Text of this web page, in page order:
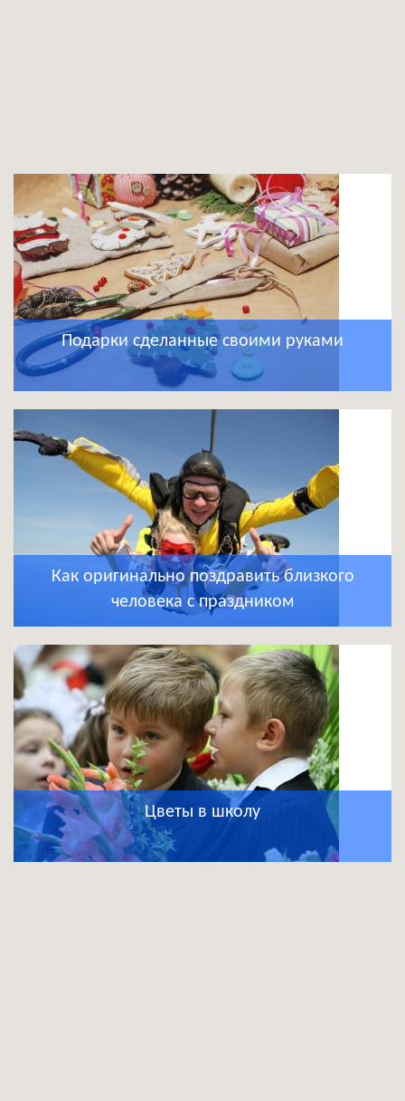
Подарки сделанные своими руками
Как оригинально поздравить близкого
человека с праздником
Цветы в школу